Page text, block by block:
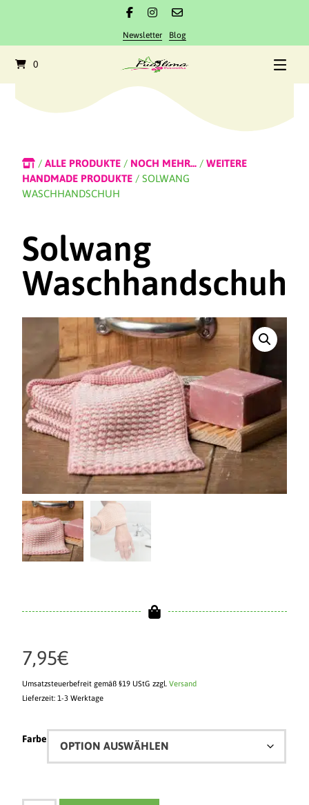
Newsletter Blog
0
/ALLE PRODUKTE / NOCH MEHR... /WEITERE
HANDMADE PRODUKTE / SOLWANG
WASCHHANDSCHUH
Solwang
Waschhandschuh
7,95€
Umsatzsteuerbefreit gemäß §19 UStG zzgl.Versand
Lieferzeit: 1-3 Werktage
Farbe